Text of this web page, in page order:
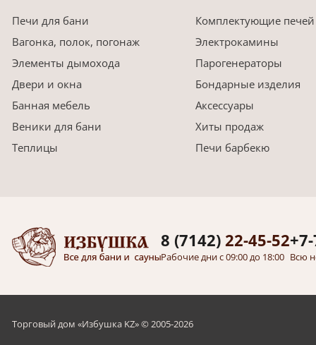
Печи для бани
Комплектующие печей
Вагонка, полок, погонаж
Электрокамины
Элементы дымохода
Парогенераторы
Двери и окна
Бондарные изделия
Банная мебель
Аксессуары
Веники для бани
Хиты продаж
Теплицы
Печи барбекю
8 (7142) 22-45-52
Рабочие дни с 09:00 до 18:00 Всю
Торговый дом «Избушка KZ» © 2005-2026